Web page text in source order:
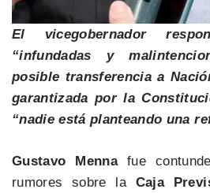
El vicegobernador
“infundadas y
posible transferencia a
garantizada por la
“nadie está planteando una
Gustavo Mennafue
rumores sobre la Caja